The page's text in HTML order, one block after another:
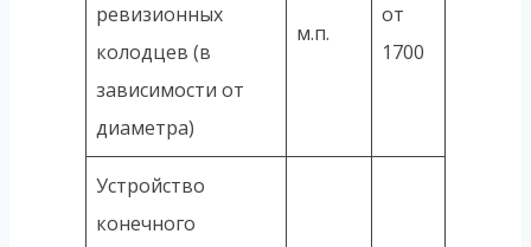
ревизионных
колодцев (в
зависимости от
диаметра)
м.п.
от
1700
Устройство
конечного